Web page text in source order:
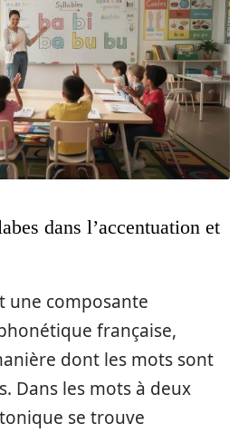
dans l’accentuation et
une composante
française,
dont les mots sont
Dans les mots à deux
se trouve